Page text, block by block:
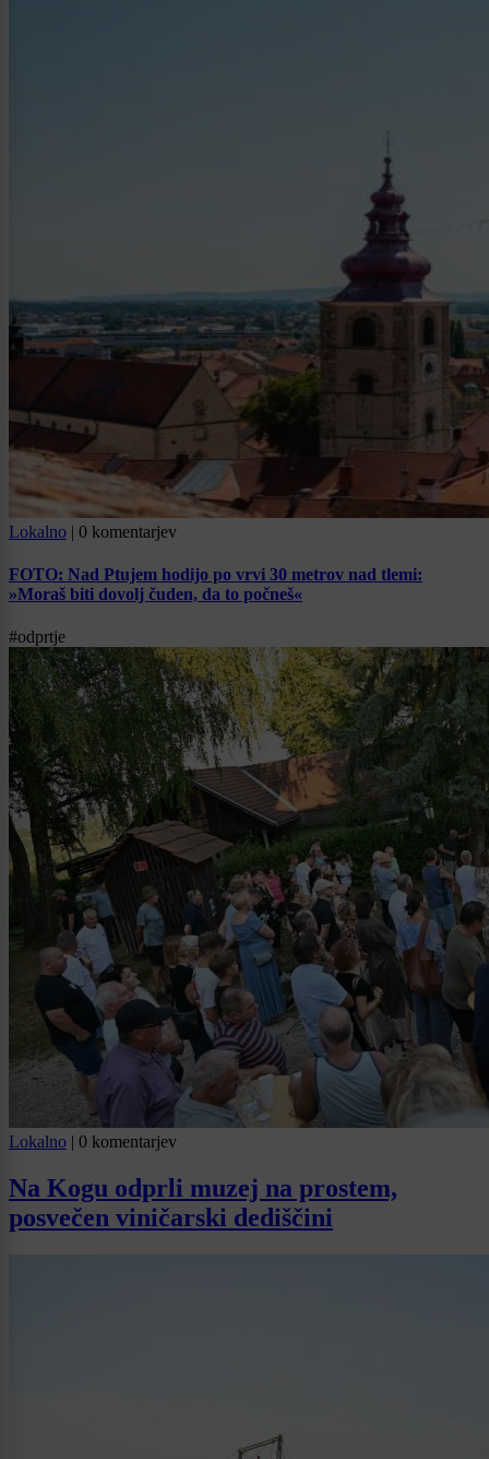
Lokalno | 0 komentarjev
FOTO: Nad Ptujem hodijo po vrvi 30 metrov nad tlemi:
»Moraš biti dovolj čuden, da to počneš«
#odprtje
Lokalno | 0 komentarjev
Na Kogu odprli muzej na prostem,
posvečen viničarski dediščini